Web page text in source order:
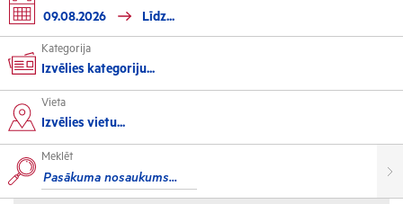
Kategorija
Izvēlies kategoriju...
Kultūra
Izstādes
Koncerti
Vieta
Izvēlies vietu...
Meklēt